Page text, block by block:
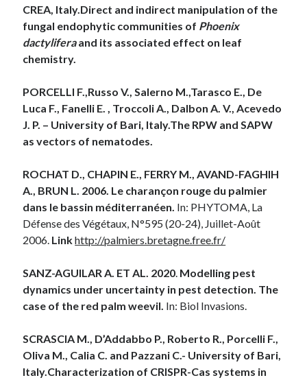
CREA, Italy.Direct and indirect manipulation of the
fungal endophytic communities of Phoenix
dactyliferaand its associated effect on leaf
chemistry.
PORCELLI F.,Russo V., Salerno M.,Tarasco E., De
Luca F., Fanelli E. , Troccoli A., Dalbon A. V., Acevedo
J. P. – University of Bari, Italy.The RPW and SAPW
as vectors of nematodes.
ROCHAT D., CHAPIN E., FERRY M., AVAND-FAGHIH
A., BRUN L. 2006. Le charançon rouge du palmier
dans le bassin méditerranéen. In: PHYTOMA, La
Défense des Végétaux, N°595 (20-24), Juillet-Août
2006. Linkhttp://palmiers.bretagne.free.fr/
SANZ-AGUILAR A. ET AL. 2020 Modelling pest
dynamics under uncertainty in pest detection. The
case of the red palm weevil. In: Biol Invasions.
SCRASCIA M., D’Addabbo P., Roberto R., Porcelli F.,
Oliva M., Calia C. and Pazzani C.- University of Bari,
Italy. Characterization of CRISPR-Cas systems in